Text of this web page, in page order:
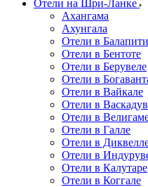
Отели на Шри-Ланке
Ахангама
Ахунгала
Отели в
Отели в Бентоте
Отели в Берувеле
Отели в
Отели в Вайкале
Отели в
Отели в
Отели в Галле
Отели в
Отели в
Отели в Калутаре
Отели в Коггале